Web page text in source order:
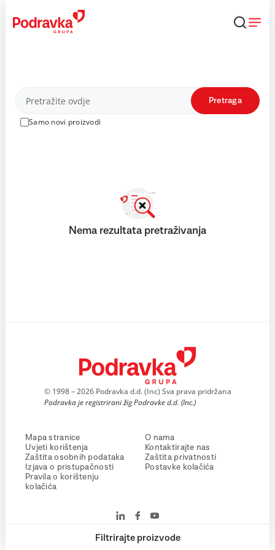
content
Proizvodi
Samo novi proizvodi
Pretraga
Filtrirajte proizvode
Nema rezultata pretraživanja
© 1998 – 2026 Podravka d.d. (Inc) Sva prava pridržana
Podravka je registrirani žig Podravke d.d. (Inc.)
Mapa stranice
Uvjeti korištenja
Zaštita osobnih podataka
Izjava o pristupačnosti
Pravila o korištenju
kolačića
O nama
Kontaktirajte nas
Zaštita privatnosti
Postavke kolačića